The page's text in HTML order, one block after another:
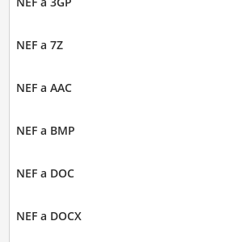
NEF a 7Z
NEF a AAC
NEF a BMP
NEF a DOC
NEF a DOCX